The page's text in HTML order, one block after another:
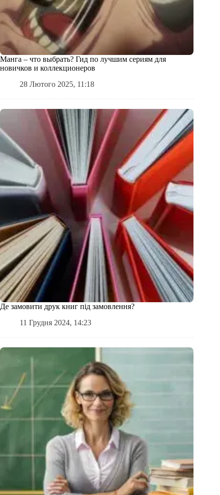
Манга – что выбрать? Гид по лучшим сериям для
новичков и коллекционеров
28 Лютого 2025, 11:18
Де замовити друк книг під замовлення?
11 Грудня 2024, 14:23